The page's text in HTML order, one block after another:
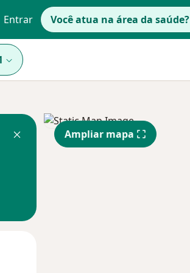
Entrar Você atua na área da saúde?
Ampliar mapa